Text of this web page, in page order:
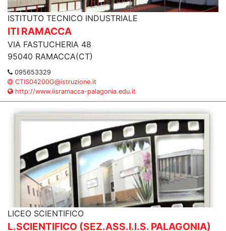
ISTITUTO TECNICO INDUSTRIALE
ITI RAMACCA
VIA FASTUCHERIA 48
95040 RAMACCA(CT)
095653329
CTIS04200G@istruzione.it
http://www.iisramacca-palagonia.edu.it
LICEO SCIENTIFICO
L.SCIENTIFICO (SEZ.ASS.I.I.S. PALAGONIA)